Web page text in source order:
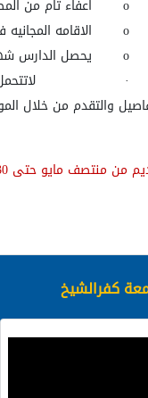
o اعفاء تام من
o الاقامه المجانيه
o يحصل الدارس شهريا على
·
والتقدم من خلال
منتصف مايو حتى 30 يونيو 2017
كفرالشيخ